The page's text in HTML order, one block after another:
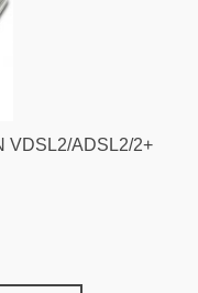
VDSL2/ADSL2/2+